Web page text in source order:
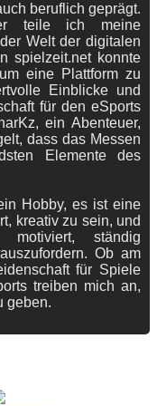
beruflich geprägt.
teile ich meine
Welt der digitalen
spielzeit.net konnte
eine Plattform zu
Einblicke und
für den eSports
ein Abenteuer,
dass das Messen
Elemente des
Hobby, es ist eine
kreativ zu sein, und
ständig
Ob am
für Spiele
treiben mich an,
geben.